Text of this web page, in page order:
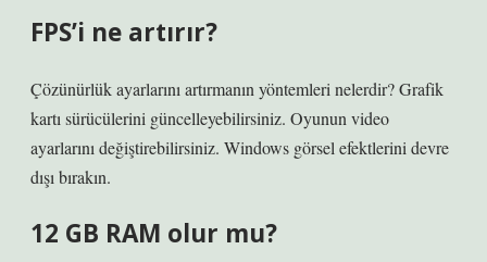
FPS’i ne artırır?
Çözünürlük ayarlarını artırmanın yöntemleri nelerdir? Grafik
kartı sürücülerini güncelleyebilirsiniz. Oyunun video
ayarlarını değiştirebilirsiniz. Windows görsel efektlerini devre
dışı bırakın.
12 GB RAM olur mu?